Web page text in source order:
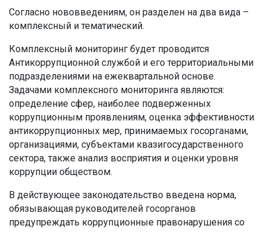
Согласно нововведениям, он разделен на два вида –
комплексный и тематический.
Комплексный мониторинг будет проводится
Антикоррупционной службой и его территориальными
подразделениями на ежеквартальной основе.
Задачами комплексного мониторинга являются:
определение сфер, наиболее подверженных
коррупционным проявлениям, оценка эффективности
антикоррупционных мер, принимаемых госорганами,
организациями, субъектами квазигосударственного
сектора, также анализ восприятия и оценки уровня
коррупции обществом.
В действующее законодательство введена норма,
обязывающая руководителей госорганов
предупреждать коррупционные правонарушения со